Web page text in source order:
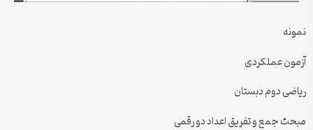
نمونه
آزمون عملکردی
ریاضی دوم دبستان
مبحث جمع و تفریق اعداد دو رقمی